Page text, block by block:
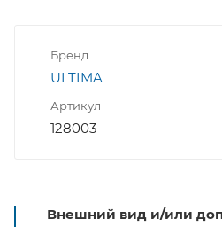
Бренд
ULTIMA
Артикул
128003
Внешний вид и/или